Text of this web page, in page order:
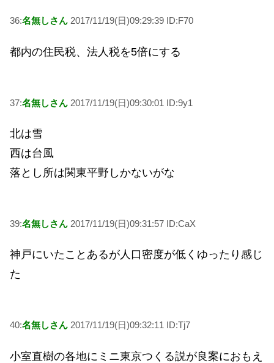
36:名無しさん 2017/11/19(日)09:29:39 ID:F70
都内の住民税、法人税を5倍にする
37:名無しさん 2017/11/19(日)09:30:01 ID:9y1
北は雪
西は台風
落とし所は関東平野しかないがな
39:名無しさん 2017/11/19(日)09:31:57 ID:CaX
神戸にいたことあるが人口密度が低くゆったり感じ
た
40:名無しさん 2017/11/19(日)09:32:11 ID:Tj7
小室直樹の各地にミニ東京つくる説が良案におもえ